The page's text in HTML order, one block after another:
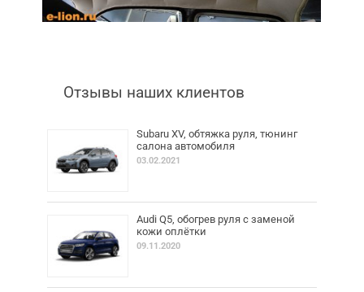
Отзывы наших клиентов
Subaru XV, обтяжка руля, тюнинг
салона автомобиля
03.02.2021
Audi Q5, обогрев руля с заменой
кожи оплётки
09.11.2020